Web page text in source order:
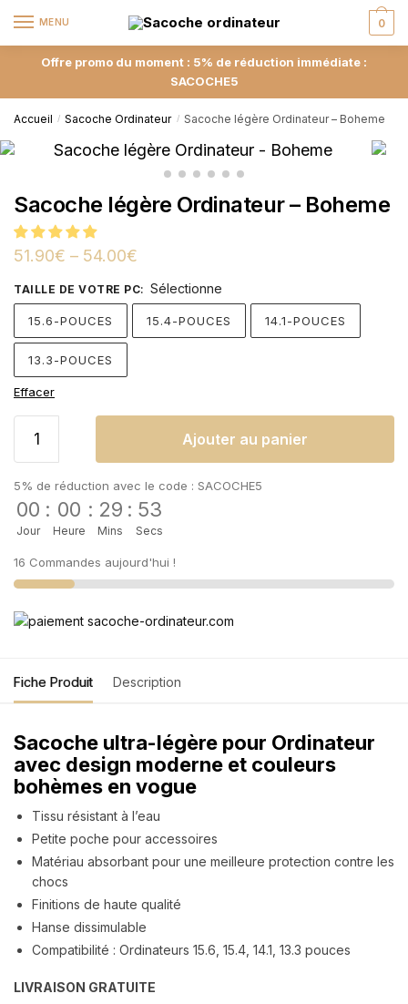
MENU 0
Offre promo du moment : 5% de réduction immédiate :
SACOCHE5
Accueil / Sacoche Ordinateur / Sacoche légère Ordinateur – Boheme
Sacoche légère Ordinateur – Boheme
51.90€ – 54.00€
TAILLE DE VOTRE PC: Sélectionne
15.6-POUCES 15.4-POUCES 14.1-POUCES
13.3-POUCES
Effacer
Ajouter au panier
5% de réduction avec le code : SACOCHE5
00
Jour
: 00
Heure
: 29
Mins
: 52
Secs
16 Commandes aujourd'hui !
Fiche Produit Description
Sacoche ultra-légère pour Ordinateur
avec design moderne et couleurs
bohèmes en vogue
Tissu résistant à l’eau
Petite poche pour accessoires
Matériau absorbant pour une meilleure protection contre les
chocs
Finitions de haute qualité
Hanse dissimulable
Compatibilité : Ordinateurs 15.6, 15.4, 14.1, 13.3 pouces
LIVRAISON GRATUITE